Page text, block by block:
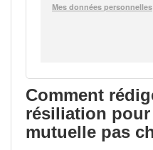
Comment
résiliation pour
mutuelle pas